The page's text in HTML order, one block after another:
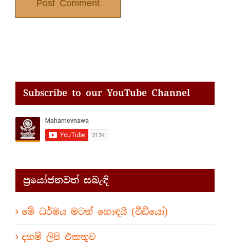
Subscribe to our YouTube Channel
ප්‍රයෝජනවත් සබැඳි
මේ ධර්මය මටත් හොඳයි (වීඩියෝ)
දහම් ලිපි එකතුව